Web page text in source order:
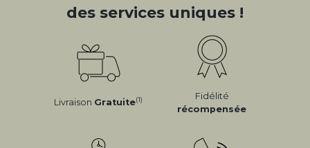
des services uniques !
Livraison Gratuite(1)
Fidélité
récompensée